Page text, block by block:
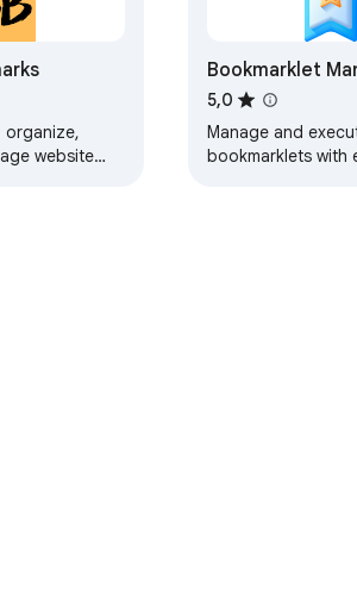
website
Bookmarklet
5,0
Manage and
bookmarklets with